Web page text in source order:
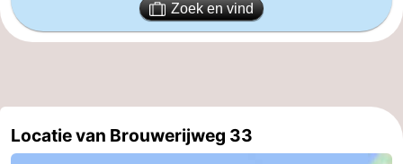
Cadzand
-
Zwin
Zoek en vind
Locatie van Brouwerijweg 33